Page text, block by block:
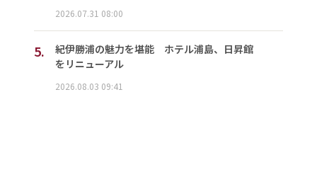
2026.07.31 08:00
5.
紀伊勝浦の魅力を堪能 ホテル浦島、日昇館
をリニューアル
2026.08.03 09:41